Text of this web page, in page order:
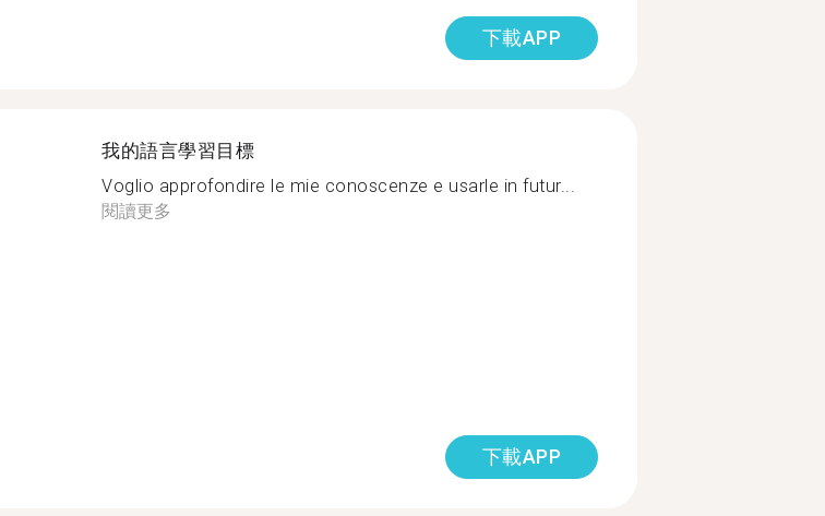
下載APP
我的語言學習目標
Voglio approfondire le mie conoscenze e usarle in futur...
閱讀更多
下載APP